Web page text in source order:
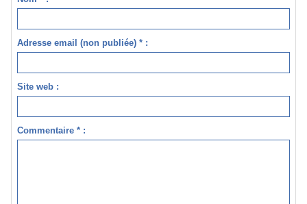
Adresse email (non publiée) * :
Site web :
Commentaire * :